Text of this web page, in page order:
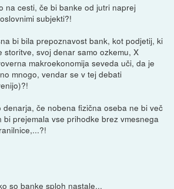
na cesti, če bi banke od jutri naprej
subjekti?!
bi bila prepoznavost bank, kot podjetij, ki
storitve, svoj denar samo ozkemu, X
makroekonomija seveda uči, da je
mnogo, vendar se v tej debati
denarja, če nobena fizična oseba ne bi več
bi prejemala vse prihodke brez vmesnega
so banke sploh nastale...